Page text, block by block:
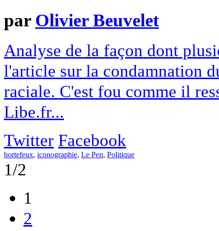
par Olivier Beuvelet
Analyse de la façon dont
l'article sur la condamnation
raciale. C'est fou comme il
Libe.fr...
Twitter Facebook
hortefeux, iconographie, Le Pen, Politique
1/2
1
2